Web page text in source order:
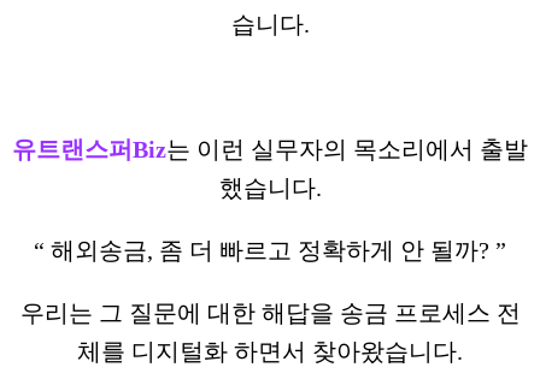
습니다.
유트랜스퍼Biz는 이런 실무자의 목소리에서 출발
했습니다.
“ 해외송금, 좀 더 빠르고 정확하게 안 될까? ”
우리는 그 질문에 대한 해답을 송금 프로세스 전
체를 디지털화 하면서 찾아왔습니다.